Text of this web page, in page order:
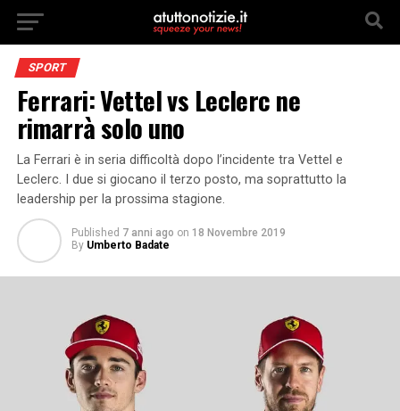
SPORT
Ferrari: Vettel vs Leclerc ne
rimarrà solo uno
La Ferrari è in seria difficoltà dopo l’incidente tra Vettel e
Leclerc. I due si giocano il terzo posto, ma soprattutto la
leadership per la prossima stagione.
Published 7 anni ago on 18 Novembre 2019
By Umberto Badate